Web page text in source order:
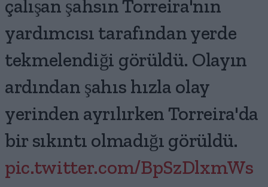
çalışan şahsın Torreira'nın
yardımcısı tarafından yerde
tekmelendiği görüldü. Olayın
ardından şahıs hızla olay
yerinden ayrılırken Torreira'da
bir sıkıntı olmadığı görüldü.
pic.twitter.com/BpSzDlxmWs